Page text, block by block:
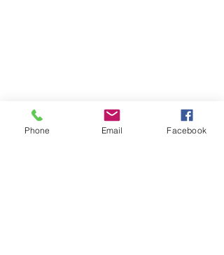
Phone Email Facebook